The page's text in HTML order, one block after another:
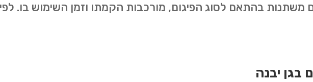
משתנות בהתאם לסוג הפיגום, מורכבות הקמתו וזמן השימוש בו.
בגן יבנה